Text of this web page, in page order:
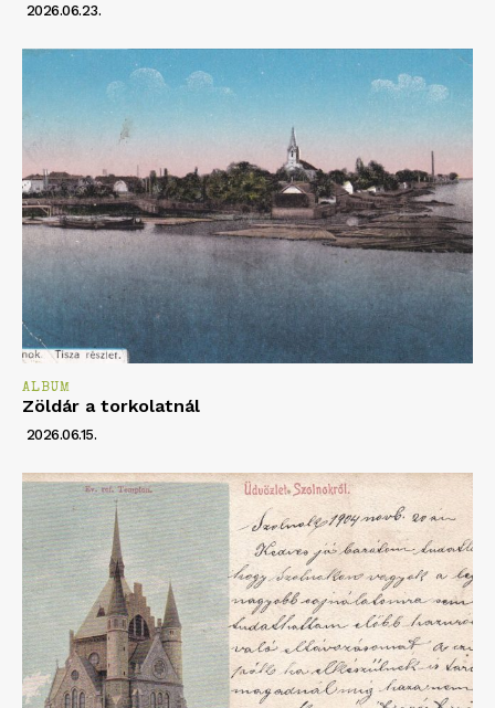
2026.06.23.
ALBUM
Zöldár a torkolatnál
2026.06.15.